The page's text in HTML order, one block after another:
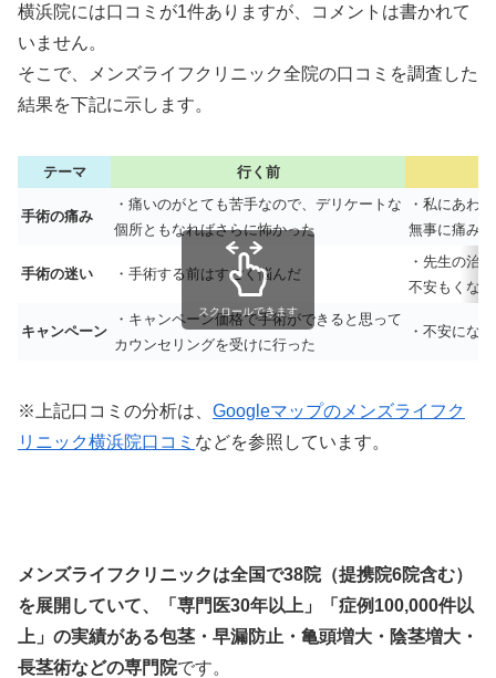
横浜院には口コミが1件ありますが、コメントは書かれて
いません。
そこで、メンズライフクリニック全院の口コミを調査した
結果を下記に示します。
テーマ 行く前
手術の痛み
・痛いのがとても苦手なので、デリケートな
個所ともなればさらに怖かった
・私にあわ
無事に痛み
手術の迷い ・手術する前はすごく悩んだ
・先生の治
不安もくな
キャンペーン
・キャンペーン価格で手術ができると思って
カウンセリングを受けに行った
・不安にな
スクロールできます
※上記口コミの分析は、 Googleマップのメンズライフク
リニック横浜院口コミ などを参照しています。
メンズライフクリニックは全国で38院（提携院6院含む）
を展開していて、「専門医30年以上」「症例100,000件以
上」の実績がある包茎・早漏防止・亀頭増大・陰茎増大・
長茎術などの専門院です。